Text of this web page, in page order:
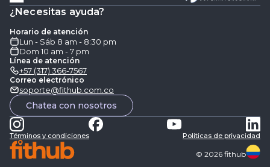
¿Necesitas ayuda?
Horario de atención
Lun - Sáb 8 am - 8:30 pm
Dom 10 am - 7 pm
Línea de atención
+57 (317) 366-7567
Correo electrónico
soporte@fithub.com.co
Chatea con nosotros
Términos y condiciones Politicas de privacidad
© 2026 fithub